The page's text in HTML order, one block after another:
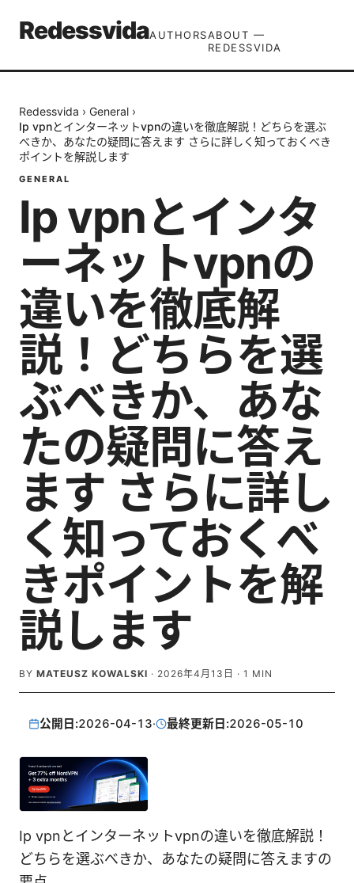
RedessvidaAUTHORSABOUT —
REDESSVIDA
Redessvida › General ›
Ip vpnとインターネットvpnの違いを徹底解説！どちらを選ぶ
べきか、あなたの疑問に答えます さらに詳しく知っておくべき
ポイントを解説します
GENERAL
Ip vpnとインタ
ーネットvpnの
違いを徹底解
説！どちらを選
ぶべきか、あな
たの疑問に答え
ます さらに詳し
く知っておくべ
きポイントを解
説します
BY MATEUSZ KOWALSKI · 2026年4月13日 · 1 MIN
公開日:2026-04-13· 最終更新日:2026-05-10
Ip vpnとインターネットvpnの違いを徹底解説！
どちらを選ぶべきか、あなたの疑問に答えますの